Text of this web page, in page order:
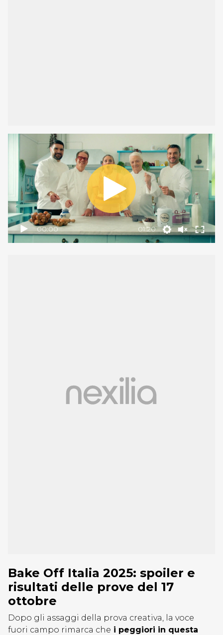
00:00 01:20
Bake Off Italia 2025: spoiler e
risultati delle prove del 17
ottobre
Dopo gli assaggi della prova creativa, la voce
fuori campo rimarca che i peggiori in questa